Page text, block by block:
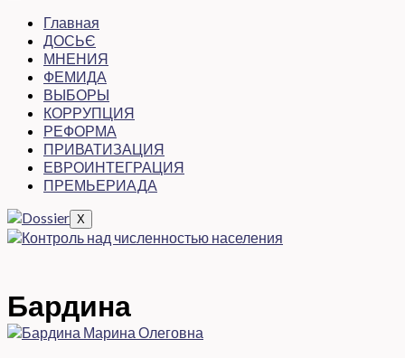
Главная
ДОСЬЄ
МНЕНИЯ
ФЕМИДА
ВЫБОРЫ
КОРРУПЦИЯ
РЕФОРМА
ПРИВАТИЗАЦИЯ
ЕВРОИНТЕГРАЦИЯ
ПРЕМЬЕРИАДА
X
Бардина